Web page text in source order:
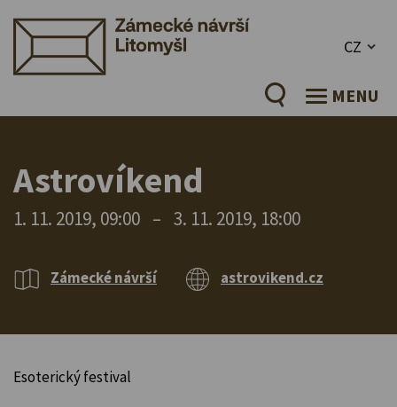
CZ
MENU
Astrovíkend
1. 11. 2019, 09:00 – 3. 11. 2019, 18:00
Zámecké návrší astrovikend.cz
Esoterický festival